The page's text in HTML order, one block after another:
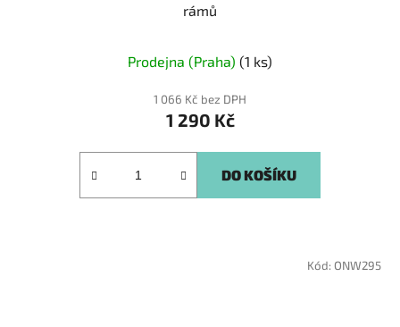
rámů
Prodejna (Praha) (1 ks)
1 066 Kč bez DPH
1 290 Kč
DO KOŠÍKU
Kód: ONW295